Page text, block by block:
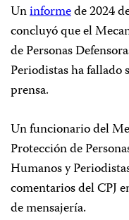
Uninformede 2024
concluyó que el
de Personas
Periodistas ha fallado
prensa.
Un funcionario del
Protección de
Humanos y
comentarios del CPJ
de mensajería.